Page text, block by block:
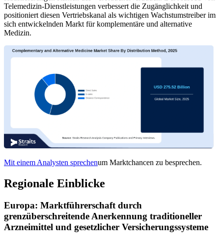
Telemedizin-Dienstleistungen verbessert die Zugänglichkeit und
positioniert diesen Vertriebskanal als wichtigen Wachstumstreiber im
sich entwickelnden Markt für komplementäre und alternative
Medizin.
Mit einem Analysten sprechenum Marktchancen zu besprechen.
Regionale Einblicke
Europa: Marktführerschaft durch
grenzüberschreitende Anerkennung traditioneller
Arzneimittel und gesetzlicher Versicherungssysteme